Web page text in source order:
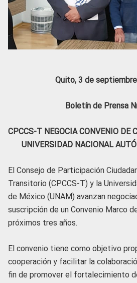
Quito, 3 de
Boletín de Prensa
CPCCS-T NEGOCIA CONVENIO DE
UNIVERSIDAD NACIONAL
El Consejo de Participación
Transitorio (CPCCS-T) y la
de México (UNAM) avanzan
suscripción de un Convenio Marco
próximos tres años.
El convenio tiene como objetivo
cooperación y facilitar la
fin de promover el fortalecimiento